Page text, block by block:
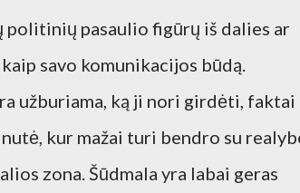
politinių pasaulio figūrų iš dalies ar
savo komunikacijos būdą.
užburiama, ką ji nori girdėti, faktai
kur mažai turi bendro su
zona. Šūdmala yra labai geras